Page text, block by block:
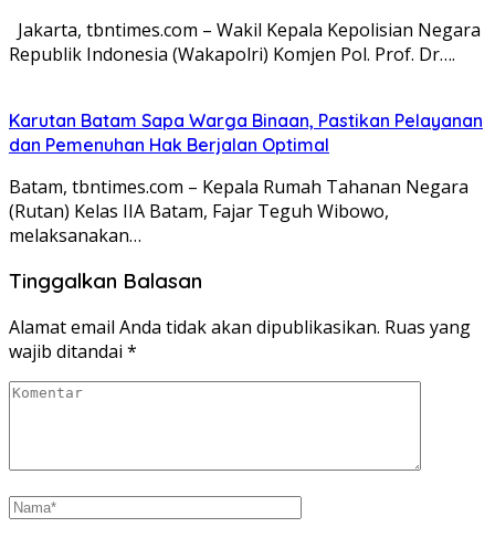
Jakarta, tbntimes.com – Wakil Kepala Kepolisian Negara
Republik Indonesia (Wakapolri) Komjen Pol. Prof. Dr….
Karutan Batam Sapa Warga Binaan, Pastikan Pelayanan
dan Pemenuhan Hak Berjalan Optimal
Batam, tbntimes.com – Kepala Rumah Tahanan Negara
(Rutan) Kelas IIA Batam, Fajar Teguh Wibowo,
melaksanakan…
Tinggalkan Balasan
Alamat email Anda tidak akan dipublikasikan. Ruas yang
wajib ditandai *